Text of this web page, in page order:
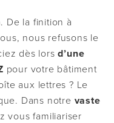
De la finition à
nous refusons le
dès lorsd’une
pour votre bâtiment
aux lettres ? Le
Dans notre vaste
vous familiariser